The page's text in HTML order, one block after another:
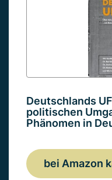
Deutschlands
politischen
Phänomen in
bei Amazon